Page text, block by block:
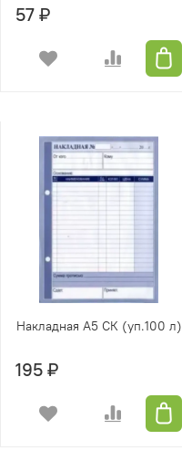
57 ₽
Накладная А5 СК (уп.100 л)
195 ₽